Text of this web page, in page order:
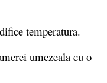
temperatura.
umezeala cu o